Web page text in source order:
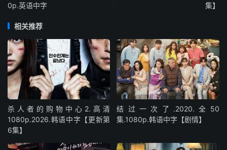
0p.英语中字
集】
相关推荐
杀人者的购物中心2.高清
1080p.2026.韩语中字【更新第
6集】
结过一次了.2020.全50
集.1080p.韩语中字【剧情】